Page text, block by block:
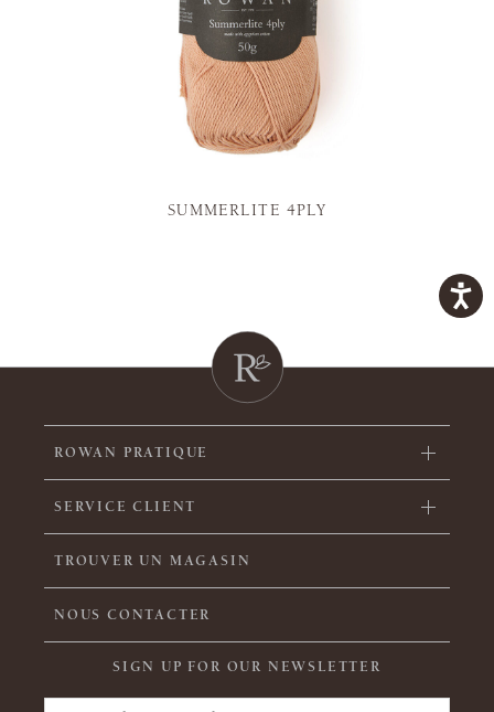
SUMMERLITE 4PLY
ROWAN PRATIQUE
SERVICE CLIENT
TROUVER UN MAGASIN
NOUS CONTACTER
SIGN UP FOR OUR NEWSLETTER